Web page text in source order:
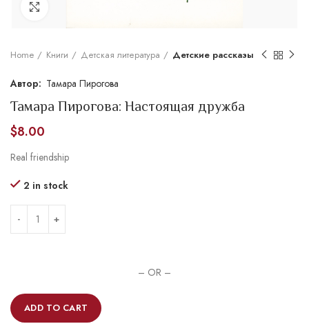
Home Книги Детская литература Детские рассказы
Тамара Пирогова
Тамара Пирогова: Настоящая дружба
$8.00
Real friendship
2 in stock
– OR –
ADD TO CART